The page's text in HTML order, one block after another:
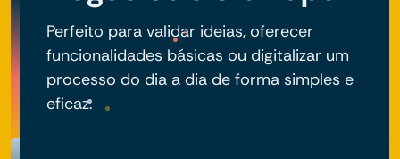
Perfeito para validar ideias, oferecer
funcionalidades básicas ou digitalizar um
processo do dia a dia de forma simples e
eficaz.